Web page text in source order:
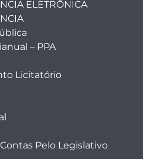
ELETRÔNICA
– PPA
Licitatório
Pelo Legislativo